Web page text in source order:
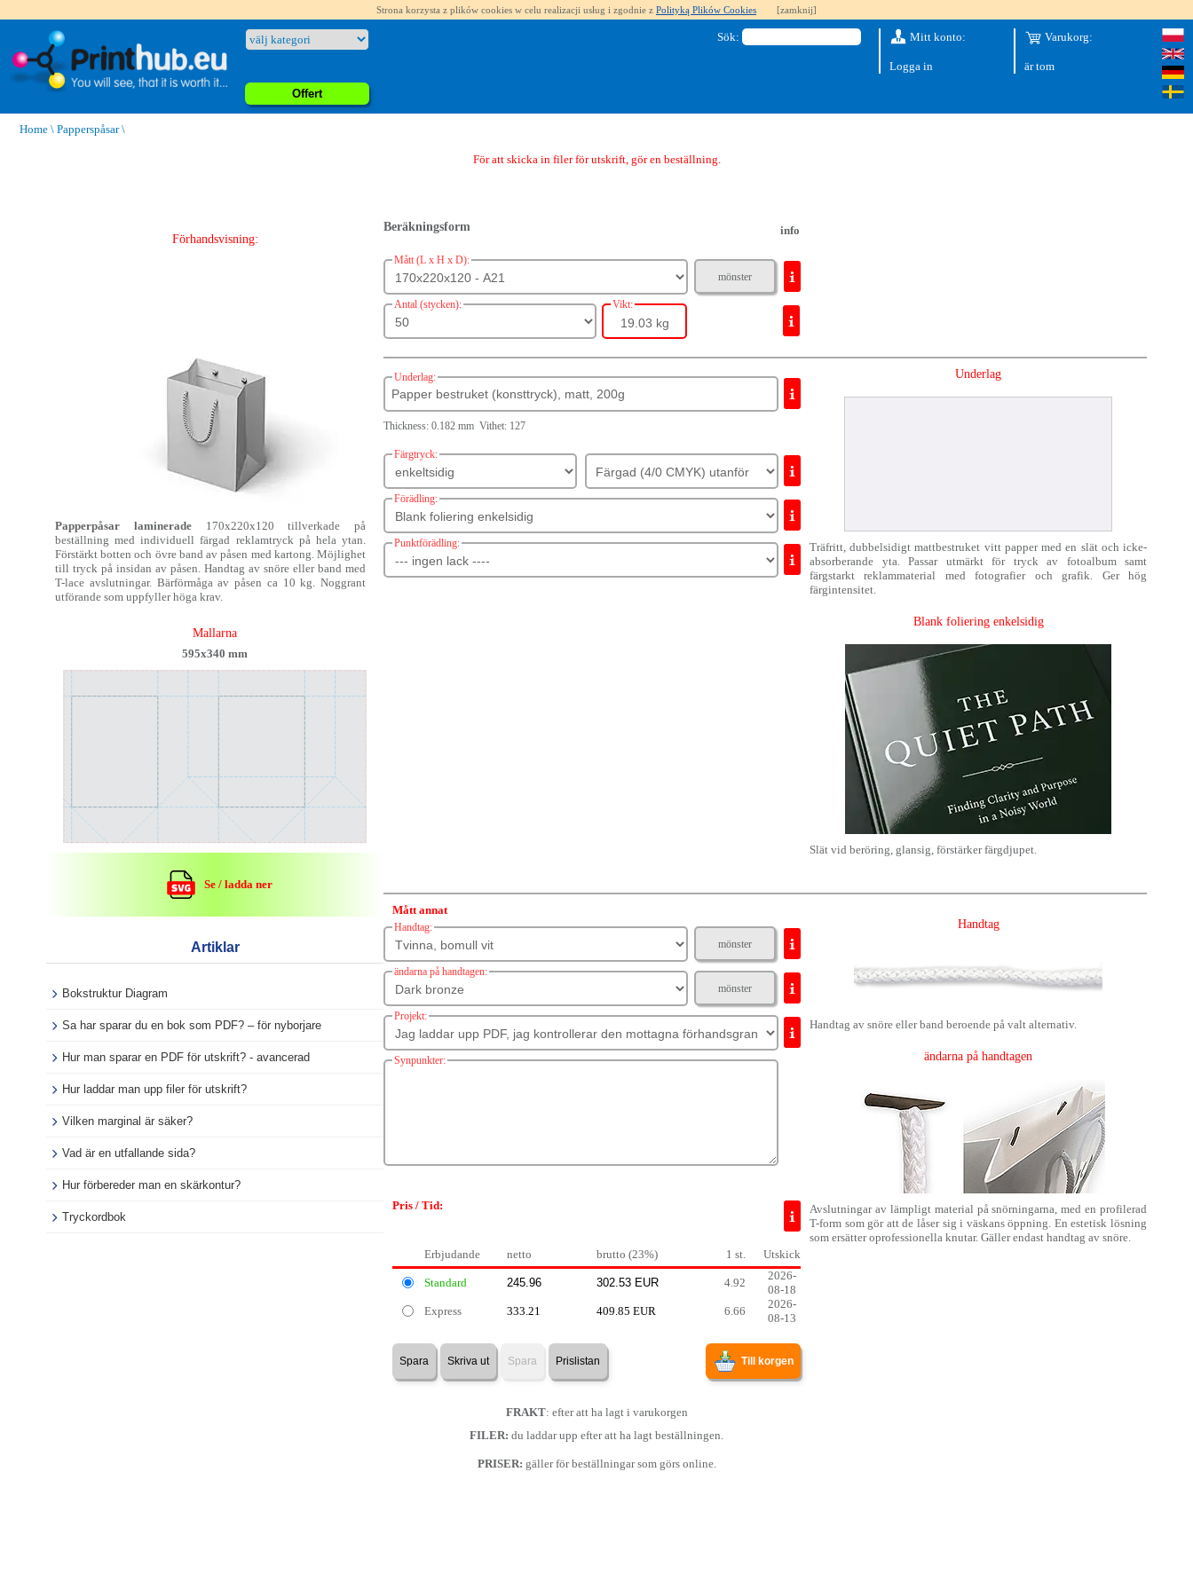
Strona korzysta z plików cookies w celu realizacji usług i zgodnie z Polityką Plików Cookies [zamknij]
Offert
Sök: Mitt konto:
Logga in
Varukorg:
är tom
Home \ Papperspåsar\
För att skicka in filer för utskrift, gör en beställning.
Förhandsvisning:
Papperpåsar laminerade170x220x120 tillverkade på
beställning med individuell färgad reklamtryck på hela ytan.
Förstärkt botten och övre band av påsen med kartong. Möjlighet
till tryck på insidan av påsen. Handtag av snöre eller band med
T-lace avslutningar. Bärförmåga av påsen ca 10 kg. Noggrant
utförande som uppfyller höga krav.
Mallarna
595x340 mm
Se / ladda ner
Artiklar
Bokstruktur Diagram
Sa har sparar du en bok som PDF? – för nyborjare
Hur man sparar en PDF för utskrift? - avancerad
Hur laddar man upp filer för utskrift?
Vilken marginal är säker?
Vad är en utfallande sida?
Hur förbereder man en skärkontur?
Tryckordbok
Beräkningsform info
Mått (L x H x D):
mönster
Antal (stycken): Vikt:
19.03 kg
Underlag:
Thickness: 0.182 mm Vithet: 127
Färgtryck:
Förädling:
Punktförädling:
Underlag
Träfritt, dubbelsidigt mattbestruket vitt papper med en slät och icke-
absorberande yta. Passar utmärkt för tryck av fotoalbum samt
färgstarkt reklammaterial med fotografier och grafik. Ger hög
färgintensitet.
Blank foliering enkelsidig
Slät vid beröring, glansig, förstärker färgdjupet.
Mått annat
Handtag:
mönster
ändarna på handtagen:
mönster
Projekt:
Synpunkter:
Handtag
Handtag av snöre eller band beroende på valt alternativ.
ändarna på handtagen
Avslutningar av lämpligt material på snörningarna, med en profilerad
T-form som gör att de låser sig i väskans öppning. En estetisk lösning
som ersätter oprofessionella knutar. Gäller endast handtag av snöre.
Pris / Tid:
Erbjudande netto brutto (23%) 1 st. Utskick
Standard 4.92
2026-
08-18
Express
333.21 409.85 EUR 6.66
2026-
08-13
Spara Skriva ut Spara Prislistan Till korgen
FRAKT: efter att ha lagt i varukorgen
FILER: du laddar upp efter att ha lagt beställningen.
PRISER: gäller för beställningar som görs online.